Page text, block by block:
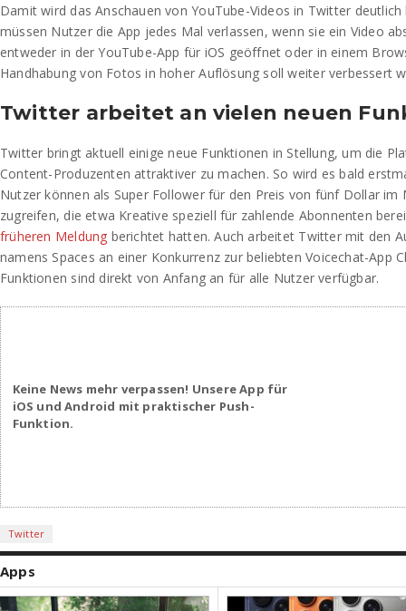
Damit wird das Anschauen von YouTube-Videos in Twitter
müssen Nutzer die App jedes Mal verlassen, wenn sie ein Video
entweder in der YouTube-App für iOS geöffnet oder in einem
Handhabung von Fotos in hoher Auflösung soll weiter verbessert
Twitter arbeitet an vielen neuen
Twitter bringt aktuell einige neue Funktionen in Stellung, um die
Content-Produzenten attraktiver zu machen. So wird es bald
Nutzer können als Super Follower für den Preis von fünf Dollar
zugreifen, die etwa Kreative speziell für zahlende Abonnenten
früheren Meldung berichtet hatten. Auch arbeitet Twitter mit den
namens Spaces an einer Konkurrenz zur beliebten Voicechat-App
Funktionen sind direkt von Anfang an für alle Nutzer verfügbar.
Keine News mehr verpassen! Unsere App für
iOS und Android mit praktischer Push-
Funktion.
Twitter
Apps